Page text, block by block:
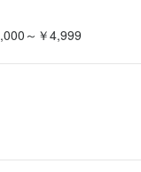
～￥4,999